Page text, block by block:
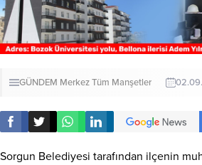
GÜNDEM MerkezTüm Manşetler
Sorgun Belediyesi tarafından ilçenin